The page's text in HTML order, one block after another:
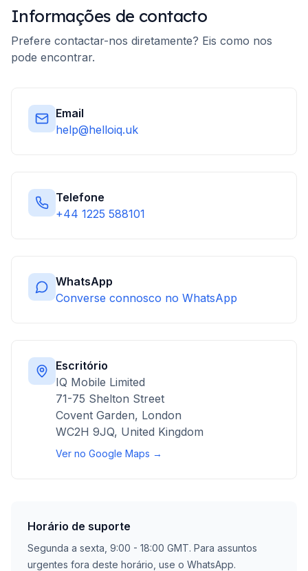
Informações de contacto
Prefere contactar-nos diretamente? Eis como nos
pode encontrar.
Email
help@helloiq.uk
Telefone
+44 1225 588101
WhatsApp
Converse connosco no WhatsApp
Escritório
IQ Mobile Limited
71-75 Shelton Street
Covent Garden, London
WC2H 9JQ, United Kingdom
Ver no Google Maps →
Horário de suporte
Segunda a sexta, 9:00 - 18:00 GMT. Para assuntos
urgentes fora deste horário, use o WhatsApp.